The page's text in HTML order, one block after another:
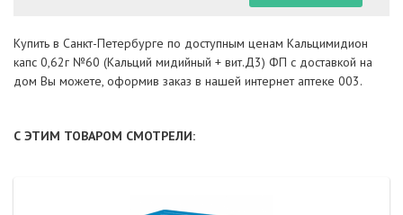
Купить в Санкт-Петербурге по доступным ценам Кальцимидион
капс 0,62г №60 (Кальций мидийный + вит.Д3) ФП с доставкой на
дом Вы можете, оформив заказ в нашей интернет аптеке 003.
С ЭТИМ ТОВАРОМ СМОТРЕЛИ: